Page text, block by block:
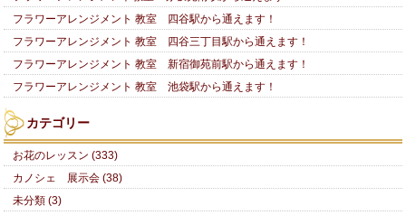
フラワーアレンジメント 教室 四谷駅から通えます！
フラワーアレンジメント 教室 四谷三丁目駅から通えます！
フラワーアレンジメント 教室 新宿御苑前駅から通えます！
フラワーアレンジメント 教室 池袋駅から通えます！
カテゴリー
お花のレッスン (333)
カノシェ 展示会 (38)
未分類 (3)